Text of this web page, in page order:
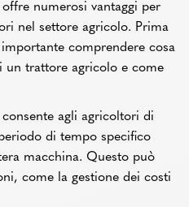
numerosi vantaggi per
nel settore agricolo. Prima
comprendere cosa
un trattore agricolo e come
agli agricoltori di
di tempo specifico
macchina. Questo può
come la gestione dei costi